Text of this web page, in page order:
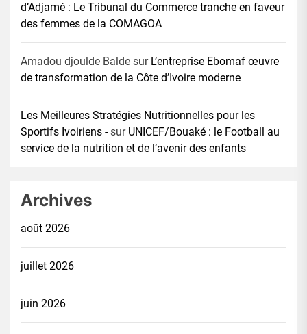
d’Adjamé : Le Tribunal du Commerce tranche en faveur
des femmes de la COMAGOA
Amadou djoulde Balde sur L’entreprise Ebomaf œuvre
de transformation de la Côte d’Ivoire moderne
Les Meilleures Stratégies Nutritionnelles pour les
Sportifs Ivoiriens -sur UNICEF/Bouaké : le Football au
service de la nutrition et de l’avenir des enfants
Archives
août 2026
juillet 2026
juin 2026